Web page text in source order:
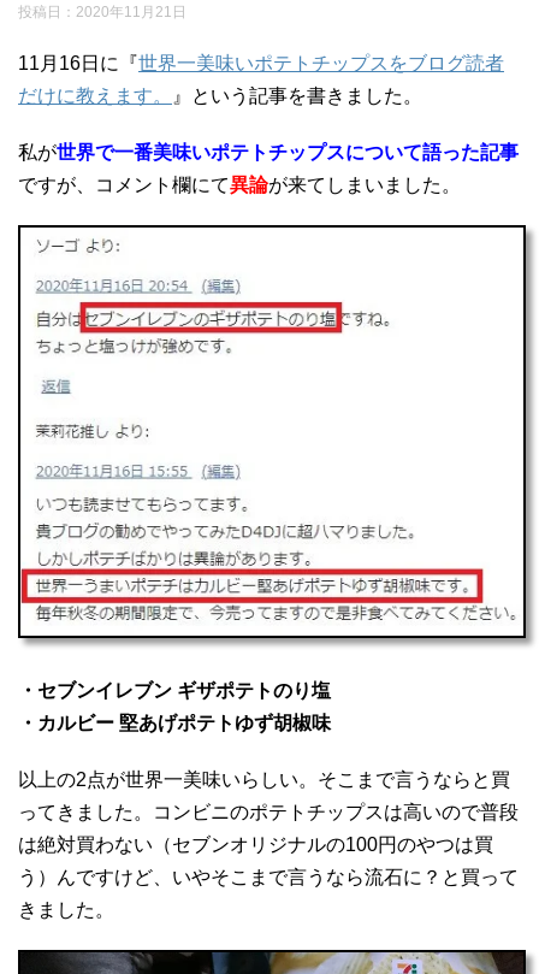
投稿日： 2020年11月21日
11月16日に『世界一美味いポテトチップスをブログ読者
だけに教えます。
』という記事を書きました。
私が世界で一番美味いポテトチップスについて語った記事
ですが、コメント欄にて異論が来てしまいました。
・セブンイレブン ギザポテトのり塩
・カルビー 堅あげポテトゆず胡椒味
以上の2点が世界一美味いらしい。そこまで言うならと買
ってきました。コンビニのポテトチップスは高いので普段
は絶対買わない（セブンオリジナルの100円のやつは買
う）んですけど、いやそこまで言うなら流石に？と買って
きました。